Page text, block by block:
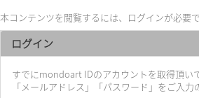
本コンテンツを閲覧するには、ログインが必要で
ログイン
すでにmondoart IDのアカウントを取得頂い
「メールアドレス」「パスワード」をご入